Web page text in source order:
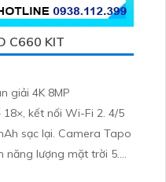
C660 KIT
giải 4K 8MP
kết nối Wi-Fi 2. 4/5
sạc lại. Camera Tapo
năng lượng mặt trời 5.